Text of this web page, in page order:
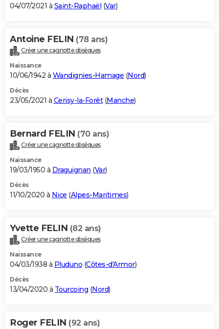
04/07/2021 à Saint-Raphaël (Var)
Antoine FELIN (78 ans)
Créer une cagnotte obsèques
Naissance
10/06/1942 à Wandignies-Hamage (Nord)
Décès
23/05/2021 à Cerisy-la-Forêt(Manche)
Bernard FELIN (70 ans)
Créer une cagnotte obsèques
Naissance
19/03/1950 à Draguignan (Var)
Décès
11/10/2020 à Nice (Alpes-Maritimes)
Yvette FELIN (82 ans)
Créer une cagnotte obsèques
Naissance
04/03/1938 à Pluduno (Côtes-d'Armor)
Décès
13/04/2020 à Tourcoing (Nord)
Roger FELIN (92 ans)